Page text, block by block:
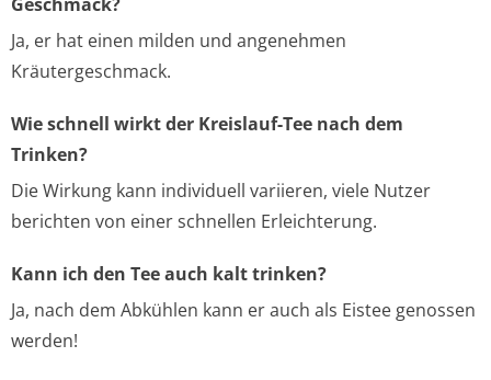
Ja, er hat einen milden und angenehmen
Kräutergeschmack.
Wie schnell wirkt der Kreislauf-Tee nach dem
Trinken?
Die Wirkung kann individuell variieren, viele Nutzer
berichten von einer schnellen Erleichterung.
Kann ich den Tee auch kalt trinken?
Ja, nach dem Abkühlen kann er auch als Eistee genossen
werden!